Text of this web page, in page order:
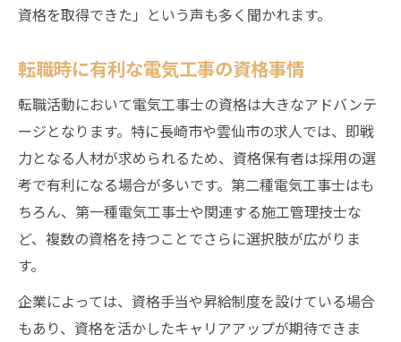
資格を取得できた」という声も多く聞かれます。
転職時に有利な電気工事の資格事情
転職活動において電気工事士の資格は大きなアドバンテ
ージとなります。特に長崎市や雲仙市の求人では、即戦
力となる人材が求められるため、資格保有者は採用の選
考で有利になる場合が多いです。第二種電気工事士はも
ちろん、第一種電気工事士や関連する施工管理技士な
ど、複数の資格を持つことでさらに選択肢が広がりま
す。
企業によっては、資格手当や昇給制度を設けている場合
もあり、資格を活かしたキャリアアップが期待できま